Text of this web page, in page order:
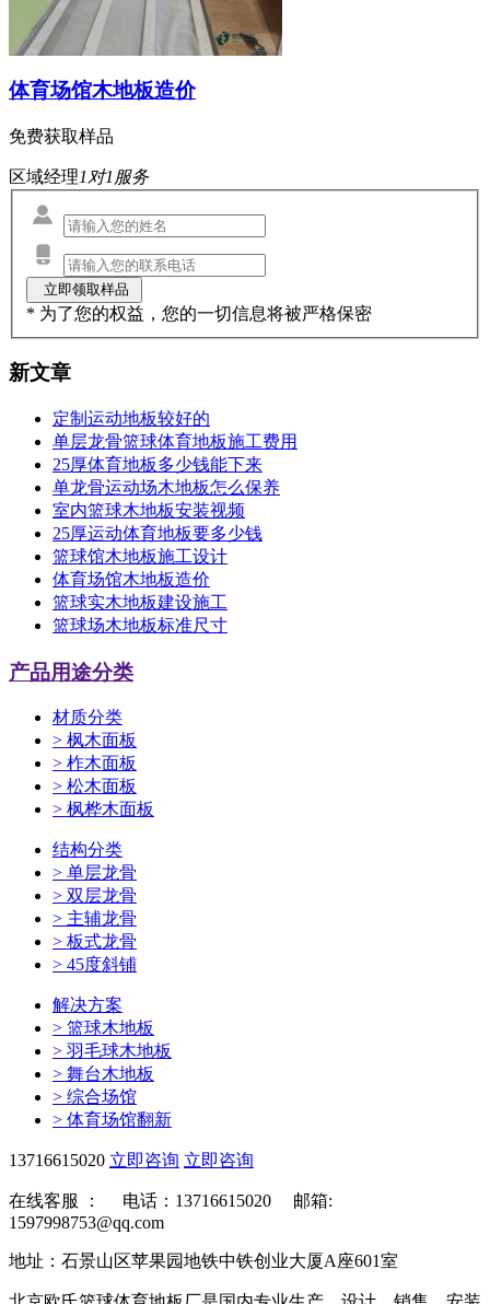
体育场馆木地板造价
免费获取样品
区域经理1对1服务
* 为了您的权益，您的一切信息将被严格保密
新文章
定制运动地板较好的
单层龙骨篮球体育地板施工费用
25厚体育地板多少钱能下来
单龙骨运动场木地板怎么保养
室内篮球木地板安装视频
25厚运动体育地板要多少钱
篮球馆木地板施工设计
体育场馆木地板造价
篮球实木地板建设施工
篮球场木地板标准尺寸
产品用途分类
材质分类
> 枫木面板
> 柞木面板
> 松木面板
> 枫桦木面板
结构分类
> 单层龙骨
> 双层龙骨
> 主辅龙骨
> 板式龙骨
> 45度斜铺
解决方案
> 篮球木地板
> 羽毛球木地板
> 舞台木地板
> 综合场馆
> 体育场馆翻新
13716615020 立即咨询 立即咨询
在线客服 ：
电话：13716615020 邮箱:
1597998753@qq.com
地址：石景山区苹果园地铁中铁创业大厦A座601室